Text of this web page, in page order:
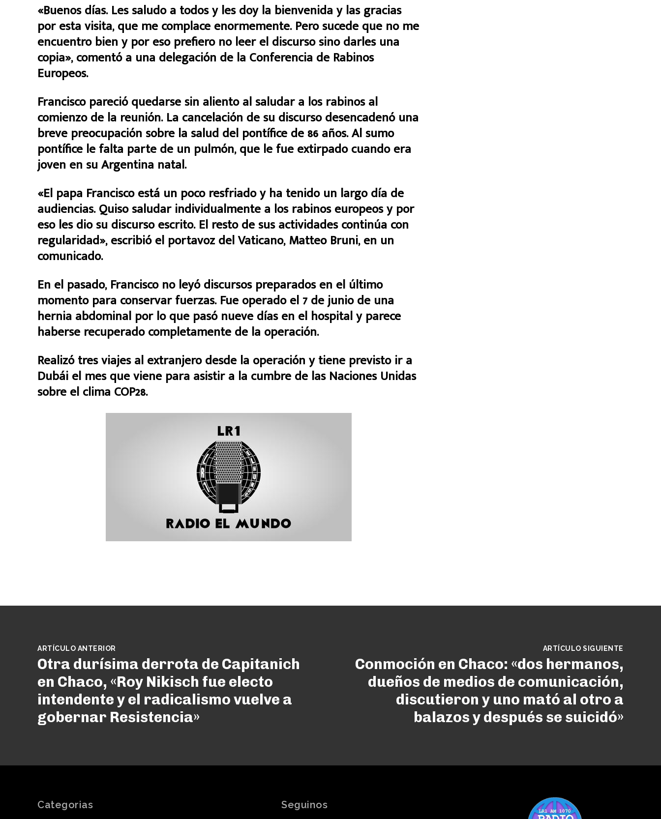
«Buenos días. Les saludo a todos y les doy la bienvenida y las gracias
por esta visita, que me complace enormemente. Pero sucede que no me
encuentro bien y por eso prefiero no leer el discurso sino darles una
copia», comentó a una delegación de la Conferencia de Rabinos
Europeos.
Francisco pareció quedarse sin aliento al saludar a los rabinos al
comienzo de la reunión. La cancelación de su discurso desencadenó una
breve preocupación sobre la salud del pontífice de 86 años. Al sumo
pontífice le falta parte de un pulmón, que le fue extirpado cuando era
joven en su Argentina natal.
«El papa Francisco está un poco resfriado y ha tenido un largo día de
audiencias. Quiso saludar individualmente a los rabinos europeos y por
eso les dio su discurso escrito. El resto de sus actividades continúa con
regularidad», escribió el portavoz del Vaticano, Matteo Bruni, en un
comunicado.
En el pasado, Francisco no leyó discursos preparados en el último
momento para conservar fuerzas. Fue operado el 7 de junio de una
hernia abdominal por lo que pasó nueve días en el hospital y parece
haberse recuperado completamente de la operación.
Realizó tres viajes al extranjero desde la operación y tiene previsto ir a
Dubái el mes que viene para asistir a la cumbre de las Naciones Unidas
sobre el clima COP28.
ARTÍCULO ANTERIOR
Otra durísima derrota de Capitanich
en Chaco, «Roy Nikisch fue electo
intendente y el radicalismo vuelve a
gobernar Resistencia»
ARTÍCULO SIGUIENTE
Conmoción en Chaco: «dos hermanos,
dueños de medios de comunicación,
discutieron y uno mató al otro a
balazos y después se suicidó»
Categorias Seguinos